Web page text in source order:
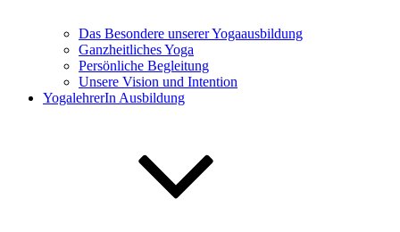
Das Besondere unserer Yogaausbildung
Ganzheitliches Yoga
Persönliche Begleitung
Unsere Vision und Intention
YogalehrerIn Ausbildung